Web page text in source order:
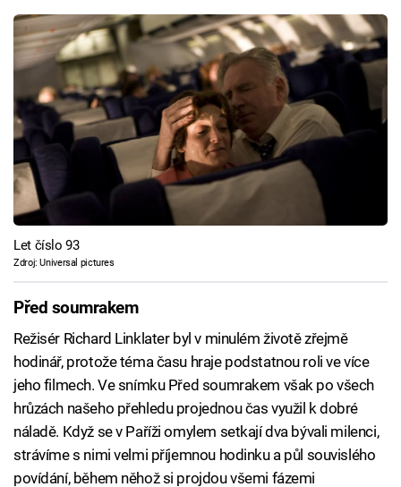
Let číslo 93
Zdroj: Universal pictures
Před soumrakem
Režisér Richard Linklater byl v minulém životě zřejmě
hodinář, protože téma času hraje podstatnou roli ve více
jeho filmech. Ve snímku Před soumrakem však po všech
hrůzách našeho přehledu projednou čas využil k dobré
náladě. Když se v Paříži omylem setkají dva bývali milenci,
strávíme s nimi velmi příjemnou hodinku a půl souvislého
povídání, během něhož si projdou všemi fázemi